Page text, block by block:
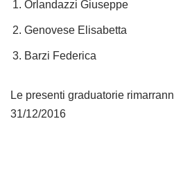
Orlandazzi Giuseppe
Genovese Elisabetta
Barzi Federica
Le presenti graduatorie
31/12/2016